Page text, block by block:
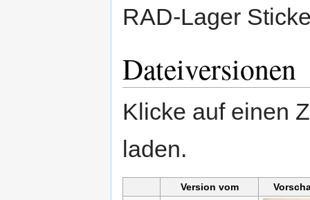
RAD-Lager
Dateiversionen
Klicke auf einen
laden.
Version vom